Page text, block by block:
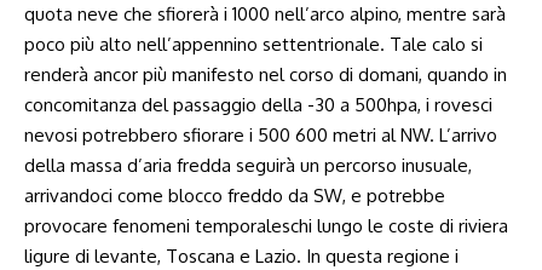
quota neve che sfiorerà i 1000 nell’arco alpino, mentre sarà
poco più alto nell’appennino settentrionale. Tale calo si
renderà ancor più manifesto nel corso di domani, quando in
concomitanza del passaggio della -30 a 500hpa, i rovesci
nevosi potrebbero sfiorare i 500 600 metri al NW. L’arrivo
della massa d’aria fredda seguirà un percorso inusuale,
arrivandoci come blocco freddo da SW, e potrebbe
provocare fenomeni temporaleschi lungo le coste di riviera
ligure di levante, Toscana e Lazio. In questa regione i